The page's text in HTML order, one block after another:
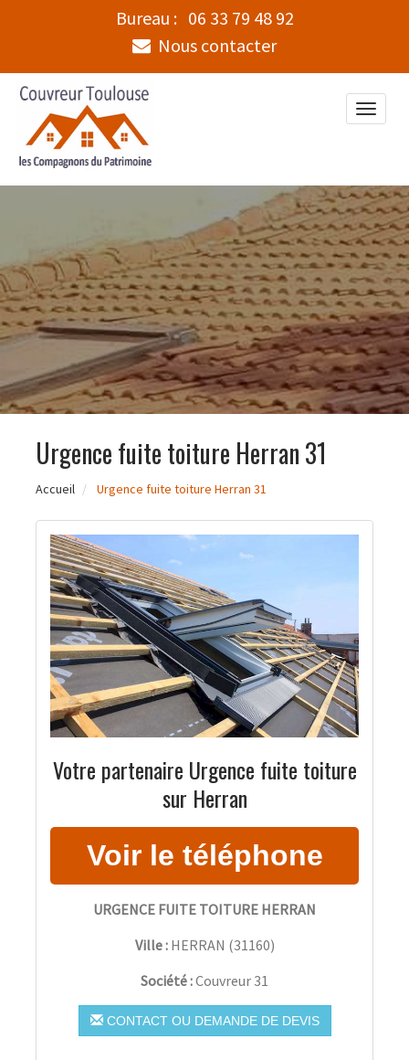
Bureau : 06 33 79 48 92
Nous contacter
Toggle
Urgence fuite toiture Herran 31
Accueil Urgence fuite toiture Herran 31
Votre partenaire Urgence fuite toiture
sur Herran
URGENCE FUITE TOITURE HERRAN
Ville : HERRAN (31160)
Société :Couvreur 31
CONTACT OU DEMANDE DE DEVIS